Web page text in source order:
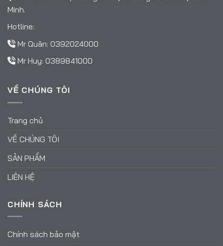
Minh.
Hotline:
Mr Quân: 0392024000
Mr Huy: 0389841000
VỀ CHÚNG TÔI
Trang chủ
VỀ CHÚNG TÔI
SẢN PHẨM
LIÊN HỆ
CHÍNH SÁCH
Chính sách bảo mật